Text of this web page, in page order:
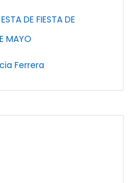
DE FIESTA DE
MAYO
Ferrera